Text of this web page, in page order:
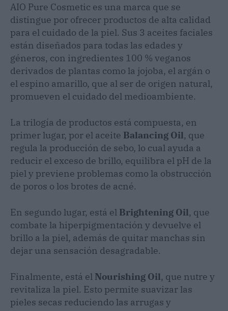
AIO Pure Cosmetic es una marca que se
distingue por ofrecer productos de alta calidad
para el cuidado de la piel. Sus 3 aceites faciales
están diseñados para todas las edades y
géneros, con ingredientes 100 % veganos
derivados de plantas como la jojoba, el argán o
el espino amarillo, que al ser de origen natural,
promueven el cuidado del medioambiente.
La trilogía de productos está compuesta, en
primer lugar, por el aceite Balancing Oil, que
regula la producción de sebo, lo cual ayuda a
reducir el exceso de brillo, equilibra el pH de la
piel y previene problemas como la obstrucción
de poros o los brotes de acné.
En segundo lugar, está el Brightening Oil, que
combate la hiperpigmentación y devuelve el
brillo a la piel, además de quitar manchas sin
dejar una sensación desagradable.
Finalmente, está el Nourishing Oil, que nutre y
revitaliza la piel. Esto permite suavizar las
pieles secas reduciendo las arrugas y